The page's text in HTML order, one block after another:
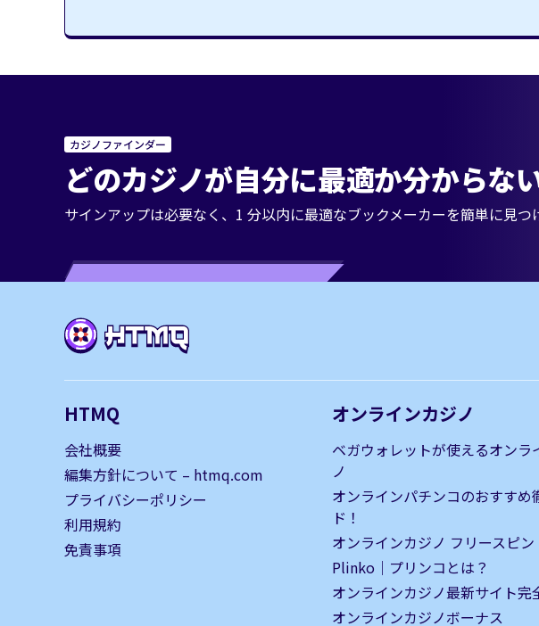
カジノファインダー
どのカジノが自分に最適か分からな
サインアップは必要なく、1 分以内に最適なブックメーカーを簡単に見つ
HTMQ
会社概要
編集方針について – htmq.com
プライバシーポリシー
利用規約
免責事項
オンラインカジノ
ベガウォレットが使えるオンラ
ノ
オンラインパチンコのおすすめ
ド！
オンラインカジノ フリースピン
Plinko｜プリンコとは？
オンラインカジノ最新サイト完
オンラインカジノボーナス